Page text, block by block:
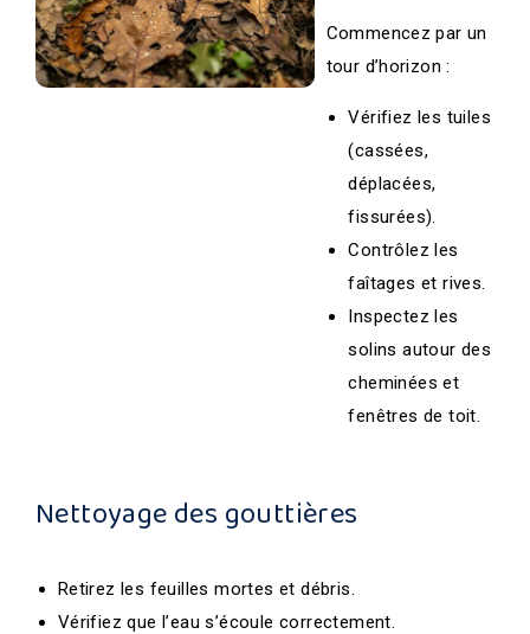
Commencez par un
tour d’horizon :
Vérifiez les tuiles
(cassées,
déplacées,
fissurées).
Contrôlez les
faîtages et rives.
Inspectez les
solins autour des
cheminées et
fenêtres de toit.
Nettoyage des gouttières
Retirez les feuilles mortes et débris.
Vérifiez que l’eau s’écoule correctement.